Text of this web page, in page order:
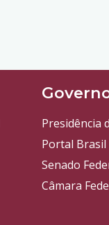
Presidência
Portal Brasil
Senado
Câmara